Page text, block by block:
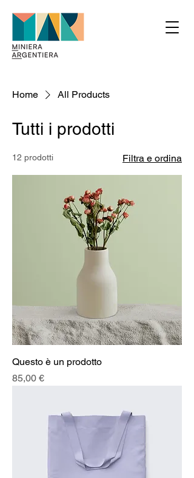
Home All Products
Tutti i prodotti
12 prodotti Filtra e ordina
Questo è un prodotto
Prezzo
85,00 €